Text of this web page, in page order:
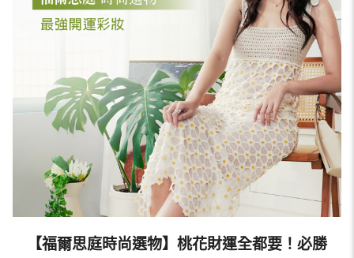
【福爾思庭時尚選物】桃花財運全都要！必勝